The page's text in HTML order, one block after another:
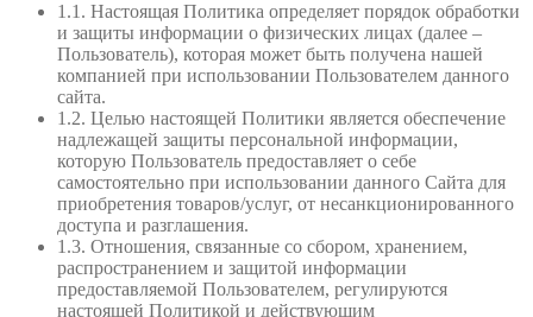
1.1. Настоящая Политика определяет порядок обработки
и защиты информации о физических лицах (далее –
Пользователь), которая может быть получена нашей
компанией при использовании Пользователем данного
сайта.
1.2. Целью настоящей Политики является обеспечение
надлежащей защиты персональной информации,
которую Пользователь предоставляет о себе
самостоятельно при использовании данного Сайта для
приобретения товаров/услуг, от несанкционированного
доступа и разглашения.
1.3. Отношения, связанные со сбором, хранением,
распространением и защитой информации
предоставляемой Пользователем, регулируются
настоящей Политикой и действующим